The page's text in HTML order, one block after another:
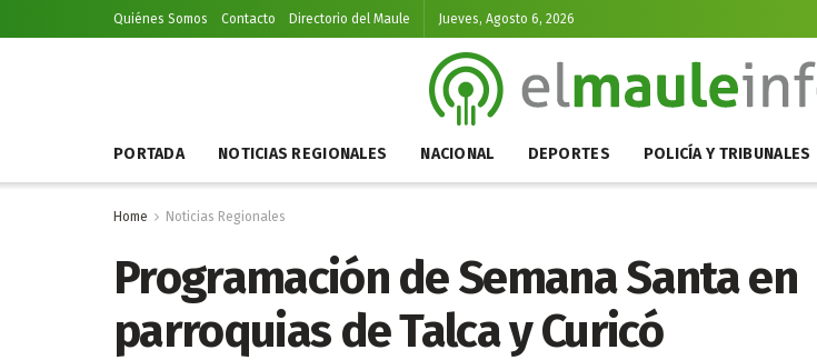
Quiénes Somos Contacto Directorio del Maule Jueves, Agosto 6, 2026
PORTADA NOTICIAS REGIONALES NACIONAL DEPORTES POLICÍA Y TRIBUNALES
Home Noticias Regionales
Programación de Semana Santa en
parroquias de Talca y Curicó